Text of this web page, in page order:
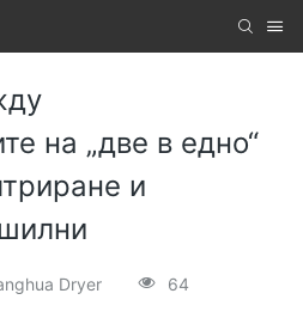
на „две в едно“
и
Dryer 64